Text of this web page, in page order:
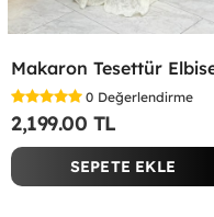
0 Değerlendirme
2,199.00 TL
SEPETE EKLE